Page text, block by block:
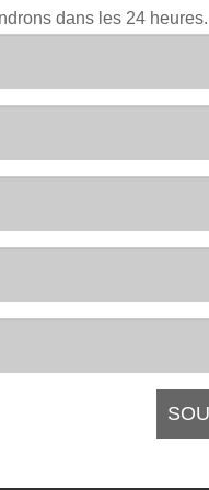
dans les 24 heures.